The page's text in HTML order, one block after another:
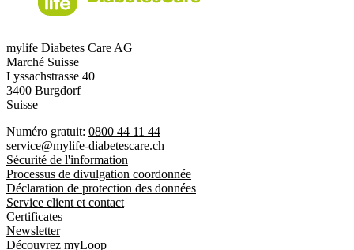
mylife Diabetes Care AG
Marché Suisse
Lyssachstrasse 40
3400 Burgdorf
Suisse
Numéro gratuit: 0800 44 11 44
service@mylife-diabetescare.ch
Sécurité de l'information
Processus de divulgation coordonnée
Déclaration de protection des données
Service client et contact
Certificates
Newsletter
Découvrez myLoop